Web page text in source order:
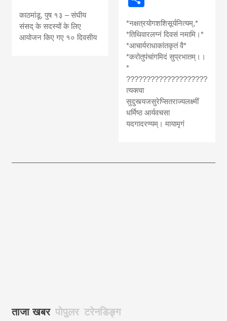
काठमांडू, पुष १३ – संघीय
संसद् के सदस्यों के लिए
आयोजन किए गए १० दिवसीय
*नक्षत्रयोगशशिसूर्यनित्यम्,*
*तिथिवारलग्नं दिवसं नमामि।*
*आचार्यराधाकांतकृतं वै*
*करोतुपंचांगमिदं सुप्रभातम्।।
*
????????????????????
त्यक्त्वा
सुदुस्त्यजसुरेप्सितराज्यलक्ष्मीं
धर्मिष्ठ आर्यवचसा
यदगादरण्यम्। मायामृगं
ताजा खबर पोपुलर टरेनडिङ्ग